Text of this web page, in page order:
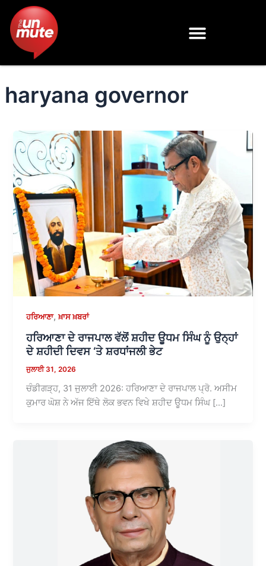
content
haryana governor
ਹਰਿਆਣਾ,ਖ਼ਾਸ ਖ਼ਬਰਾਂ
ਹਰਿਆਣਾ ਦੇ ਰਾਜਪਾਲ ਵੱਲੋਂ ਸ਼ਹੀਦ ਊਧਮ ਸਿੰਘ ਨੂੰ ਉਨ੍ਹਾਂ
ਦੇ ਸ਼ਹੀਦੀ ਦਿਵਸ ‘ਤੇ ਸ਼ਰਧਾਂਜਲੀ ਭੇਟ
ਜੁਲਾਈ 31, 2026
ਚੰਡੀਗੜ੍ਹ, 31 ਜੁਲਾਈ 2026: ਹਰਿਆਣਾ ਦੇ ਰਾਜਪਾਲ ਪ੍ਰੋ. ਅਸੀਮ
ਕੁਮਾਰ ਘੋਸ਼ ਨੇ ਅੱਜ ਇੱਥੇ ਲੋਕ ਭਵਨ ਵਿਖੇ ਸ਼ਹੀਦ ਊਧਮ ਸਿੰਘ […]